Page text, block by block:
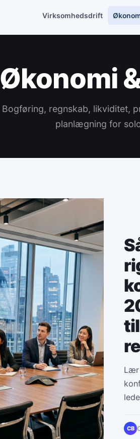
Virksomhedsdrift
Økonomi
Bogføring, regnskab, likviditet,
planlægning for
Lær
CB